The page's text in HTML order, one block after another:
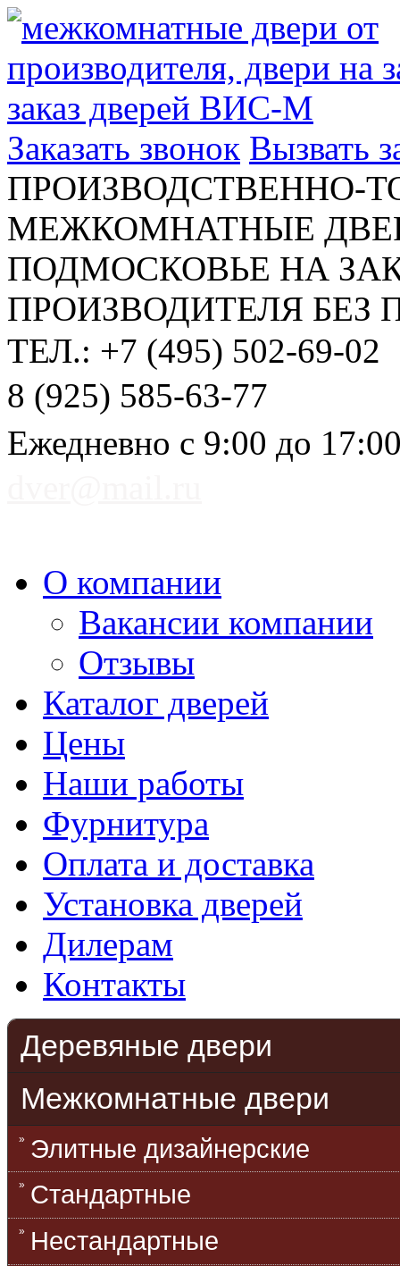
Заказать звонок Вызвать
ПРОИЗВОДСТВЕННО-
МЕЖКОМНАТНЫЕ
ПОДМОСКОВЬЕ НА
ПРОИЗВОДИТЕЛЯ БЕЗ
ТЕЛ.: +7 (495) 502-69-02
8 (925) 585-63-77
Ежедневно с 9:00 до
О компании
Вакансии компании
Отзывы
Каталог дверей
Цены
Наши работы
Фурнитура
Оплата и доставка
Установка дверей
Дилерам
Контакты
Деревяные двери
Межкомнатные двери
Элитные дизайнерские
Стандартные
Нестандартные